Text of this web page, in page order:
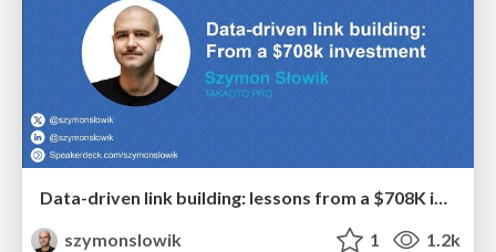
Data-driven link building: lessons from a $708K investment (BrightonSEO talk)
szymonslowik
1 1.2k